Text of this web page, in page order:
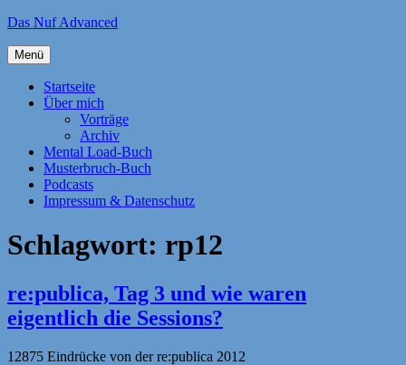
Zum
springen
Das Nuf Advanced
Menü
Startseite
Über mich
Vorträge
Archiv
Mental Load-Buch
Musterbruch-Buch
Podcasts
Impressum & Datenschutz
Schlagwort: rp12
re:publica, Tag 3 und wie waren
eigentlich die Sessions?
12875 Eindrücke von der re:publica 2012